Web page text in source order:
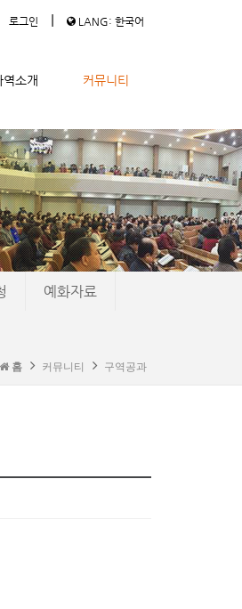
로그인 | LANG: 한국어
역소개 커뮤니티
예화자료
홈 커뮤니티 구역공과